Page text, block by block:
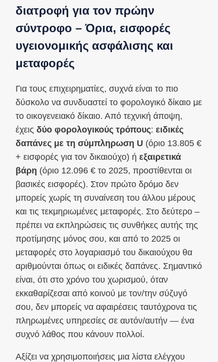
διατροφή για τον πρώην
σύντροφο – Όρια, εισφορές
υγειονομικής ασφάλισης και
μεταφορές
Για τους επιχειρηματίες, συχνά είναι το πιο
δύσκολο να συνδυαστεί το φορολογικό δίκαιο με
το οικογενειακό δίκαιο. Από τεχνική άποψη,
έχεις δύο φορολογικούς τρόπους: ειδικές
δαπάνες με τη σύμπληρωση U (όριο 13.805 €
+ εισφορές για τον δικαιούχο) ή εξαιρετικά
βάρη (όριο 12.096 € το 2025, προστίθενται οι
βασικές εισφορές). Στον πρώτο δρόμο δεν
μπορείς χωρίς τη συναίνεση του άλλου μέρους
και τις τεκμηριωμένες μεταφορές. Στο δεύτερο –
πρέπει να εκπληρώσεις τις συνθήκες αυτής της
προτίμησης μόνος σου, και από το 2025 οι
μεταφορές στο λογαριασμό του δικαιούχου θα
αριθμούνται όπως οι ειδικές δαπάνες. Σημαντικό
είναι, ότι στο χρόνο του χωρισμού, όταν
εκκαθαρίζεσαι από κοινού με τον/την σύζυγό
σου, δεν μπορείς να αφαιρέσεις ταυτόχρονα τις
πληρωμένες υπηρεσίες σε αυτόν/αυτήν — ένα
συχνό λάθος που κάνουν πολλοί.
Αξίζει να χρησιμοποιήσεις μια λίστα ελέγχου